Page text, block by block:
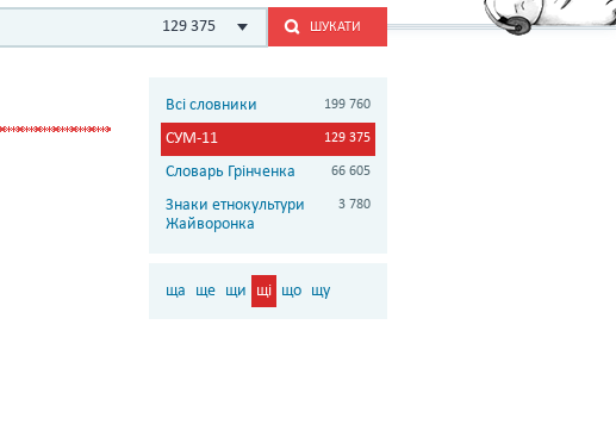
129 375 ШУКАТИ
Всі словники 199 760
СУМ-11 129 375
Словарь Грінченка 66 605
Знаки етнокультури
Жайворонка
3 780
ща ще щи щі що щу